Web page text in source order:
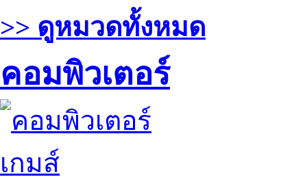
>> ดูหมวดทั้งหมด
คอมพิวเตอร์
เกมส์